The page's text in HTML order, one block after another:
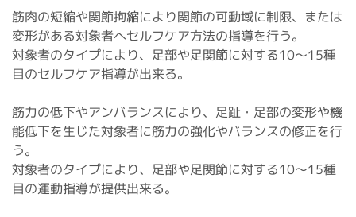
筋肉の短縮や関節拘縮により関節の可動域に制限、または
変形がある対象者へセルフケア方法の指導を行う。
対象者のタイプにより、足部や足関節に対する10～15種
目のセルフケア指導が出来る。
筋力の低下やアンバランスにより、足趾・足部の変形や機
能低下を生じた対象者に筋力の強化やバランスの修正を行
う。
対象者のタイプにより、足部や足関節に対する10～15種
目の運動指導が提供出来る。